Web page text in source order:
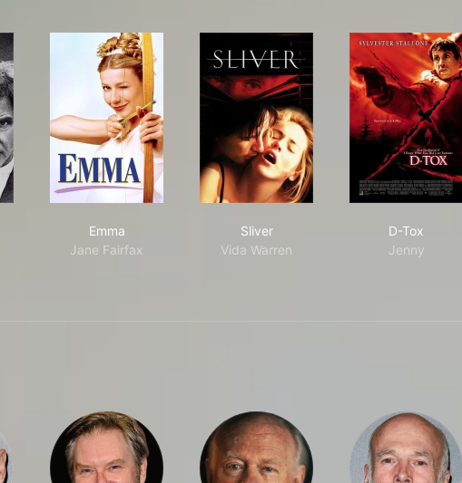
Emma
Jane Fairfax
Sliver
Vida Warren
D-Tox
Jenny